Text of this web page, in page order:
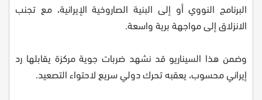
البرنامج النووي أو إلى البنية الصاروخية الإيرانية، مع تجنب
الانزلاق إلى مواجهة برية واسعة.
وضمن هذا السيناريو قد نشهد ضربات جوية مركزة يقابلها رد
إيراني محسوب، يعقبه تحرك دولي سريع لاحتواء التصعيد.